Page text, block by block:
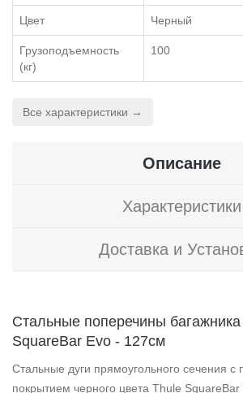
Цвет Черный
Грузоподъемность
(кг)
100
Все характеристики →
Описание
Характеристики
Доставка и
Стальные поперечины
SquareBar Evo - 127см
Стальные дуги прямоугольного сечения
покрытием черного цвета Thule SquareBar